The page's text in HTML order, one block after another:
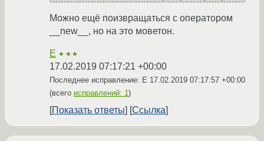
Можно ещё поизвращаться с оператором
__new__, но на это моветон.
E ★★★
17.02.2019 07:17:21 +00:00
Последнее исправление: E 17.02.2019 07:17:57 +00:00
(всего исправлений: 1)
Показать ответы Ссылка